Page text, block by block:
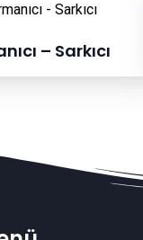
– Sarkıcı